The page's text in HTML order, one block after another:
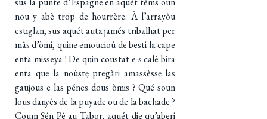
nou y abè trop de hourrère. À l’arrayòu
estiglan, sus aquét auta jamés tribalhat per
mâs d’òmi, quine emoucioû de besti la cape
enta misseya ! De quin coustat e-s calè bira
enta que la noùstẹ pregàri amassèssẹ las
gaujous e las pénes dous òmis ? Qué soun
lous danyès de la puyade ou de la bachade ?
Coum Sén Pè au Tabor, aquét die qu’aberi